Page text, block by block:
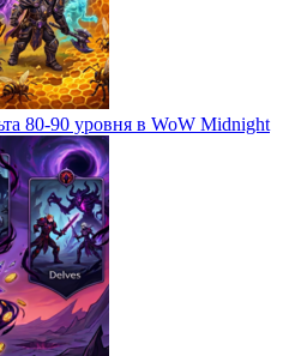
80-90 уровня в WoW Midnight